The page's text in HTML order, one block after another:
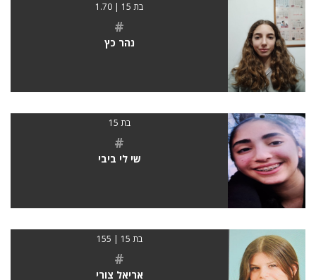
בת 15 | 1.70
#
נהר כץ
בת 15
#
שי לי ביבי
בת 15 | 155
#
אריאל צורי